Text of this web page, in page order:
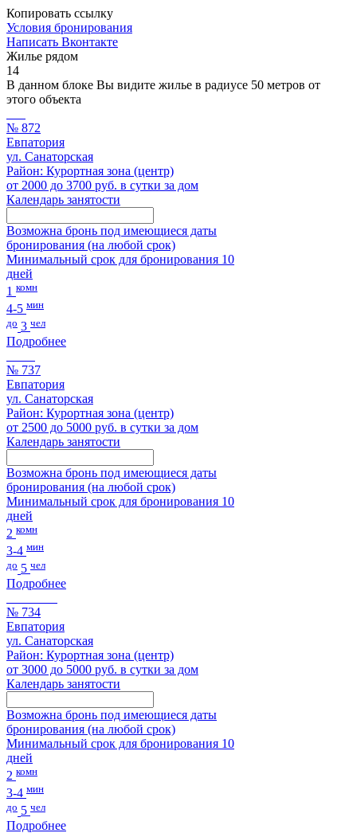
Копировать ссылку
Условия бронирования
Написать Вконтакте
Жилье рядом
14
В данном блоке Вы видите жилье в радиусе 50 метров от
этого объекта
№ 872
Евпатория
ул. Санаторская
Район: Курортная зона (центр)
от 2000 до 3700 руб. в сутки за дом
Календарь занятости
Возможна бронь под имеющиеся даты
бронирования (на любой срок)
Минимальный срок для бронирования 10
дней
1 комн
4-5 мин
до 3 чел
Подробнее
№ 737
Евпатория
ул. Санаторская
Район: Курортная зона (центр)
от 2500 до 5000 руб. в сутки за дом
Календарь занятости
Возможна бронь под имеющиеся даты
бронирования (на любой срок)
Минимальный срок для бронирования 10
дней
2 комн
3-4 мин
до 5 чел
Подробнее
№ 734
Евпатория
ул. Санаторская
Район: Курортная зона (центр)
от 3000 до 5000 руб. в сутки за дом
Календарь занятости
Возможна бронь под имеющиеся даты
бронирования (на любой срок)
Минимальный срок для бронирования 10
дней
2 комн
3-4 мин
до 5 чел
Подробнее